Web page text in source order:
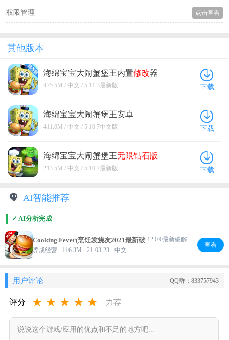
权限管理 点击查看
其他版本
海绵宝宝大闹蟹堡王内置修改器
5.11.3 最新版
475.5M / 中文 / 5.11.3最新版 下载
海绵宝宝大闹蟹堡王安卓
(SpongeBob - Krusty Cook Off) 5.10.7
411.0M / 中文 / 5.10.7中文版 下载
海绵宝宝大闹蟹堡王无限钻石版
5.10.7 最新版
213.5M / 中文 / 5.10.7最新版 下载
AI智能推荐
✓ AI分析完成
Cooking Fever(烹饪发烧友2021最新破解版)
12.0.0最新破解中文版
养成经营 · 116.3M · 21-03-23 · 中文
查看
用户评论 QQ群：833757943
评分 ★ ★ ★ ★ ★ 力荐